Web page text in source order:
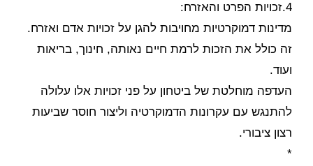
4.זכויות הפרט והאזרח:
מדינות דמוקרטיות מחויבות להגן על זכויות אדם ואזרח.
זה כולל את הזכות לרמת חיים נאותה, חינוך, בריאות
ועוד.
העדפה מוחלטת של ביטחון על פני זכויות אלו עלולה
להתנגש עם עקרונות הדמוקרטיה וליצור חוסר שביעות
רצון ציבורי.
*